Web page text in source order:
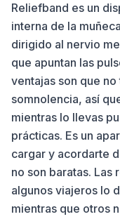
Reliefband es un
interna de la
dirigido al nervio
que apuntan las
ventajas son que
somnolencia, así
mientras lo llevas
prácticas. Es un
cargar y acordarte
no son baratas. Las
algunos viajeros lo
mientras que otros